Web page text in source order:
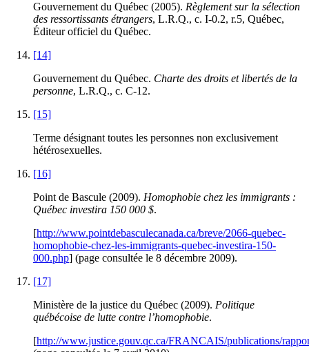
Gouvernement du Québec (2005). Règlement sur la sélection
des ressortissants étrangers, L.R.Q., c. I-0.2, r.5, Québec,
Éditeur officiel du Québec.
[14]
Gouvernement du Québec. Charte des droits et libertés de la
personne, L.R.Q., c. C-12.
[15]
Terme désignant toutes les personnes non exclusivement
hétérosexuelles.
[16]
Point de Bascule (2009). Homophobie chez les immigrants :
Québec investira 150 000 $.
[http://www.pointdebasculecanada.ca/breve/2066-quebec-
homophobie-chez-les-immigrants-quebec-investira-150-
000.php] (page consultée le 8 décembre 2009).
[17]
Ministère de la justice du Québec (2009). Politique
québécoise de lutte contre l’homophobie.
[http://www.justice.gouv.qc.ca/FRANCAIS/publications/